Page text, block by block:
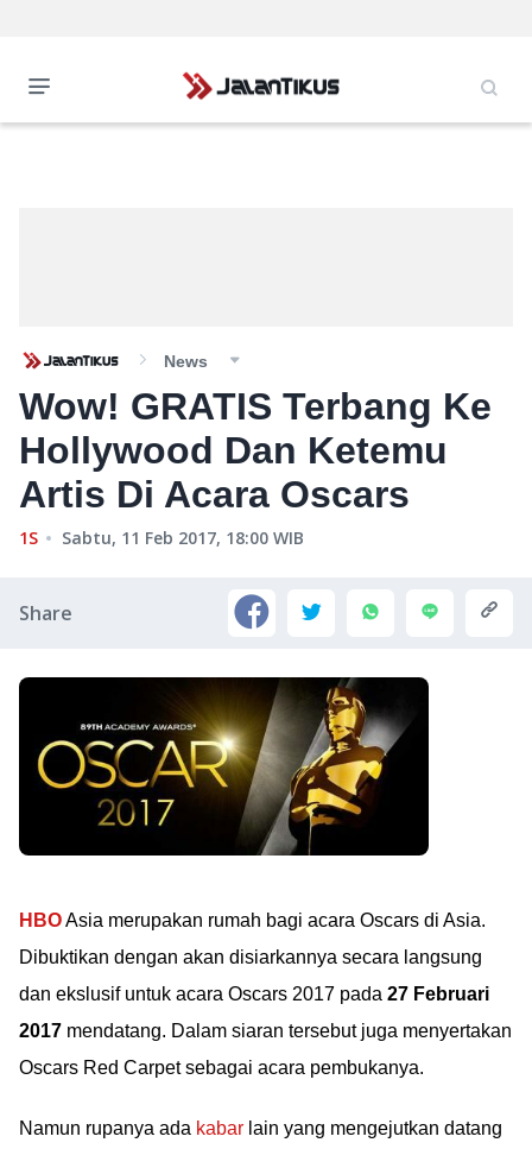
News
Wow! GRATIS Terbang Ke
Hollywood Dan Ketemu
Artis Di Acara Oscars
1S Sabtu, 11 Feb 2017, 18:00 WIB
Share
HBOAsia merupakan rumah bagi acara Oscars di Asia.
Dibuktikan dengan akan disiarkannya secara langsung
dan ekslusif untuk acara Oscars 2017 pada 27 Februari
2017 mendatang. Dalam siaran tersebut juga menyertakan
Oscars Red Carpet sebagai acara pembukanya.
Namun rupanya ada kabar lain yang mengejutkan datang